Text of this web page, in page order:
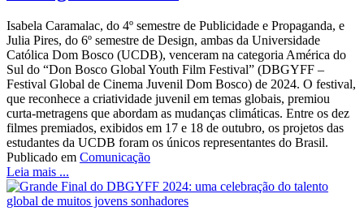
Isabela Caramalac, do 4º semestre de Publicidade e Propaganda, e
Julia Pires, do 6º semestre de Design, ambas da Universidade
Católica Dom Bosco (UCDB), venceram na categoria América do
Sul do “Don Bosco Global Youth Film Festival” (DBGYFF –
Festival Global de Cinema Juvenil Dom Bosco) de 2024. O festival,
que reconhece a criatividade juvenil em temas globais, premiou
curta-metragens que abordam as mudanças climáticas. Entre os dez
filmes premiados, exibidos em 17 e 18 de outubro, os projetos das
estudantes da UCDB foram os únicos representantes do Brasil.
Publicado em Comunicação
Leia mais ...